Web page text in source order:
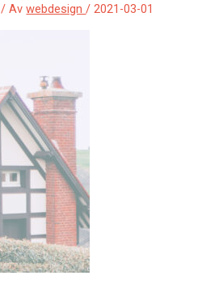
/ Avwebdesign/2021-03-01